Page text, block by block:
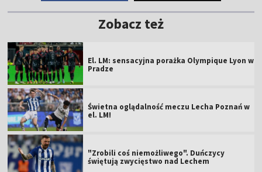
Zobacz też
El. LM: sensacyjna porażka Olympique Lyon w
Pradze
Świetna oglądalność meczu Lecha Poznań w
el. LM!
"Zrobili coś niemożliwego". Duńczycy
świętują zwycięstwo nad Lechem